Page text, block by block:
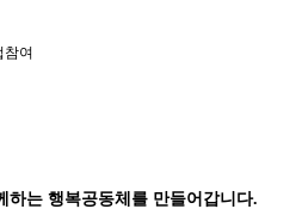
참여
하는 행복공동체를 만들어갑니다.